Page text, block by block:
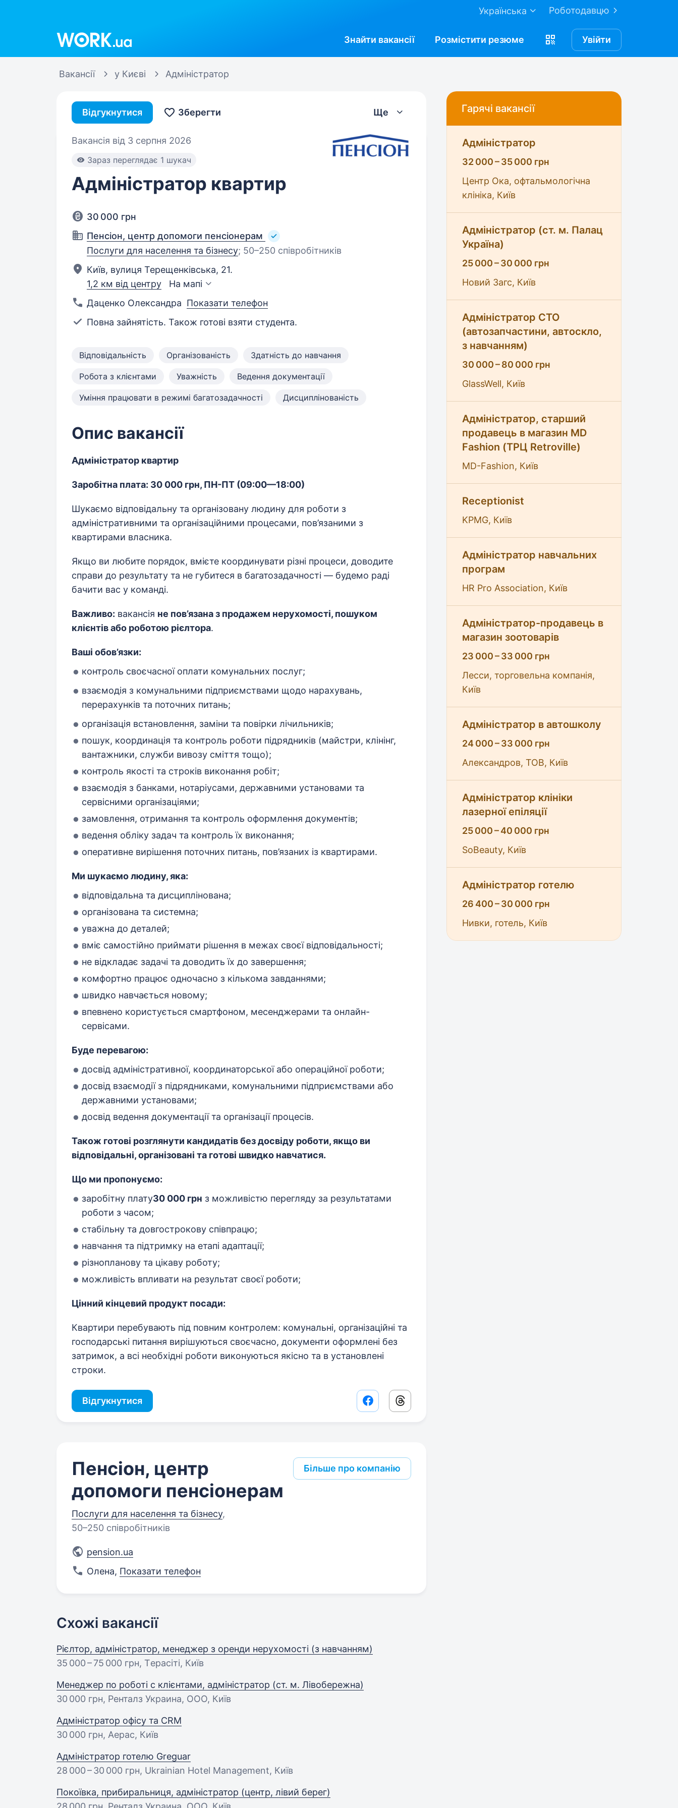
Роботодавцю
Українська
Знайти вакансії Розмістити резюме Увійти
Вакансії у Києві Адміністратор
Відгукнутися Зберегти Ще
Вакансія від 3 серпня 2026
Зараз переглядає 1 шукач
Адміністратор квартир
30 000 грн
Пенсіон, центр допомоги пенсіонерам
Послуги для населення та бізнесу; 50–250 співробітників
Київ, вулиця Терещенківська, 21.
1,2 км від центру
На мапі
Даценко Олександра Показати телефон
Повна зайнятість. Також готові взяти студента.
Відповідальність Організованість Здатність до навчання
Робота з клієнтами Уважність Ведення документації
Уміння працювати в режимі багатозадачності Дисциплінованість
Опис вакансії
Адміністратор квартир
Заробітна плата: 30 000 грн, ПН-ПТ (09:00—18:00)
Шукаємо відповідальну та організовану людину для роботи з
адміністративними та організаційними процесами, пов’язаними з
квартирами власника.
Якщо ви любите порядок, вмієте координувати різні процеси, доводите
справи до результату та не губитеся в багатозадачності — будемо раді
бачити вас у команді.
Важливо: вакансія не пов’язана з продажем нерухомості, пошуком
клієнтів або роботою рієлтора.
Ваші обов’язки:
контроль своєчасної оплати комунальних послуг;
взаємодія з комунальними підприємствами щодо нарахувань,
перерахунків та поточних питань;
організація встановлення, заміни та повірки лічильників;
пошук, координація та контроль роботи підрядників (майстри, клінінг,
вантажники, служби вивозу сміття тощо);
контроль якості та строків виконання робіт;
взаємодія з банками, нотаріусами, державними установами та
сервісними організаціями;
замовлення, отримання та контроль оформлення документів;
ведення обліку задач та контроль їх виконання;
оперативне вирішення поточних питань, пов’язаних із квартирами.
Ми шукаємо людину, яка:
відповідальна та дисциплінована;
організована та системна;
уважна до деталей;
вміє самостійно приймати рішення в межах своєї відповідальності;
не відкладає задачі та доводить їх до завершення;
комфортно працює одночасно з кількома завданнями;
швидко навчається новому;
впевнено користується смартфоном, месенджерами та онлайн-
сервісами.
Буде перевагою:
досвід адміністративної, координаторської або операційної роботи;
досвід взаємодії з підрядниками, комунальними підприємствами або
державними установами;
досвід ведення документації та організації процесів.
Також готові розглянути кандидатів без досвіду роботи, якщо ви
відповідальні, організовані та готові швидко навчатися.
Що ми пропонуємо:
заробітну плату30 000 грн з можливістю перегляду за результатами
роботи з часом;
стабільну та довгострокову співпрацю;
навчання та підтримку на етапі адаптації;
різнопланову та цікаву роботу;
можливість впливати на результат своєї роботи;
Цінний кінцевий продукт посади:
Квартири перебувають під повним контролем: комунальні, організаційні та
господарські питання вирішуються своєчасно, документи оформлені без
затримок, а всі необхідні роботи виконуються якісно та в установлені
строки.
Відгукнутися Facebook share link
Threads share link
Пенсіон, центр
допомоги пенсіонерам
Послуги для населення та бізнесу,
50–250 співробітників
Більше про компанію
pension.ua
Олена, Показати телефон
Схожі вакансії
Рієлтор, адміністратор, менеджер з оренди нерухомості (з навчанням)
35 000 – 75 000 грн, Tерасіті, Київ
Менеджер по роботі с клієнтами, адміністратор (ст. м. Лівобережна)
30 000 грн, Ренталз Украина, ООО, Київ
Адміністратор офісу та CRM
30 000 грн, Аерас, Київ
Адміністратор готелю Greguar
28 000 – 30 000 грн, Ukrainian Hotel Management, Київ
Покоївка, прибиральниця, адміністратор (центр, лівий берег)
Гарячі вакансії
Адміністратор
32 000 – 35 000 грн
Центр Ока, офтальмологічна
клініка, Київ
Адміністратор (ст. м. Палац
Україна)
25 000 – 30 000 грн
Новий Загс, Київ
Адміністратор СТО
(автозапчастини, автоскло,
з навчанням)
30 000 – 80 000 грн
GlassWell, Київ
Адміністратор, старший
продавець в магазин MD
Fashion (ТРЦ Retroville)
MD-Fashion, Київ
Receptionist
KPMG, Київ
Адміністратор навчальних
програм
HR Pro Association, Київ
Адміністратор-продавець в
магазин зоотоварів
23 000 – 33 000 грн
Лесси, торговельна компанія,
Київ
Адміністратор в автошколу
24 000 – 33 000 грн
Александров, ТОВ, Київ
Адміністратор клініки
лазерної епіляції
25 000 – 40 000 грн
SoBeauty, Київ
Адміністратор готелю
26 400 – 30 000 грн
Нивки, готель, Київ